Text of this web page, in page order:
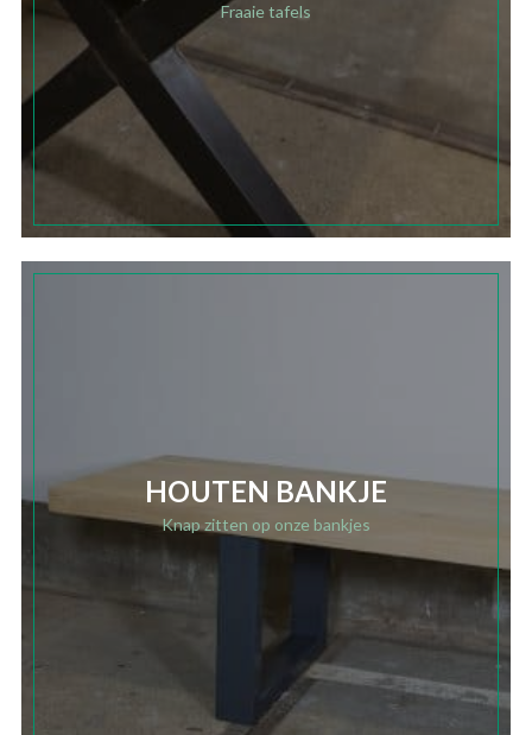
Fraaie tafels
HOUTEN BANKJE
Knap zitten op onze bankjes